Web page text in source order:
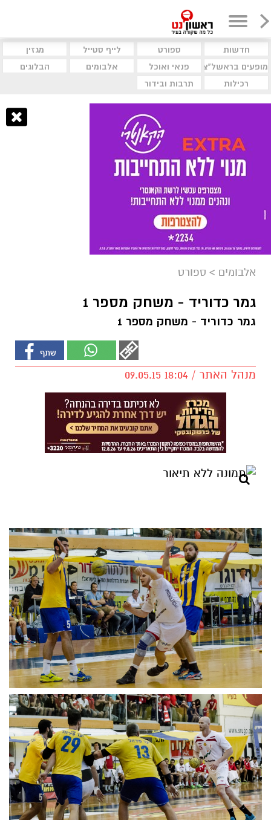
חדשות ספורט לייף סטייל
מגזין
מופעים בראשל"צ
פנאי ואוכל אלבומים
הבלוגים
רכילות
תרבות ובידור
אלבומים > ספורט
גמר כדוריד - משחק מספר 1
גמר כדוריד - משחק מספר 1
מנהל האתר / 18:04 09.05.15